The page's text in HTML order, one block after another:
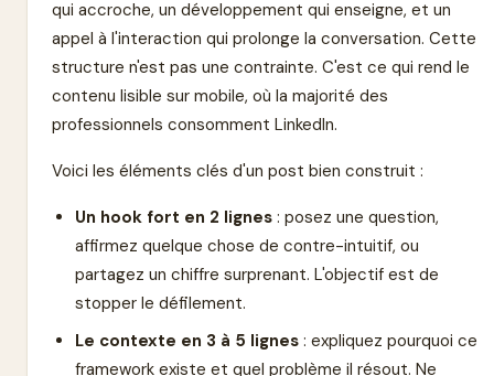
qui accroche, un développement qui enseigne, et un
appel à l'interaction qui prolonge la conversation. Cette
structure n'est pas une contrainte. C'est ce qui rend le
contenu lisible sur mobile, où la majorité des
professionnels consomment LinkedIn.
Voici les éléments clés d'un post bien construit :
Un hook fort en 2 lignes: posez une question,
affirmez quelque chose de contre-intuitif, ou
partagez un chiffre surprenant. L'objectif est de
stopper le défilement.
Le contexte en 3 à 5 lignes: expliquez pourquoi ce
framework existe et quel problème il résout. Ne